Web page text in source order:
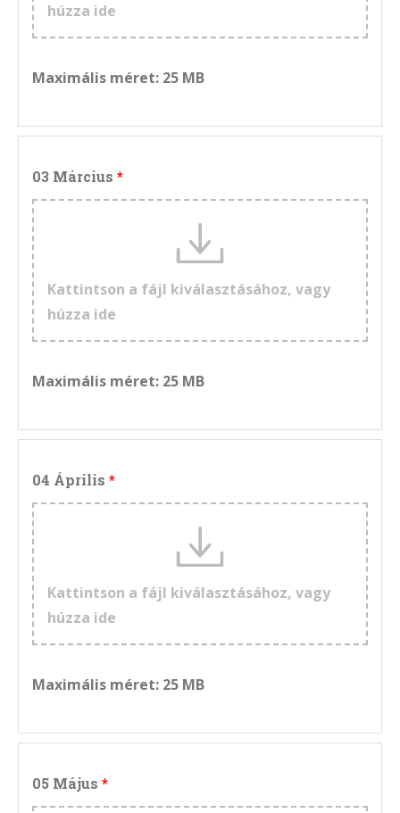
húzza ide
Maximális méret: 25 MB
03 Március
Kattintson a fájl kiválasztásához, vagy
húzza ide
Maximális méret: 25 MB
04 Április
Kattintson a fájl kiválasztásához, vagy
húzza ide
Maximális méret: 25 MB
05 Május